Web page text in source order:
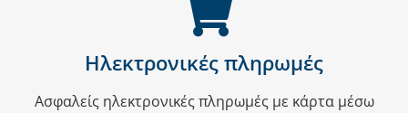
Ηλεκτρονικές πληρωμές
Ασφαλείς ηλεκτρονικές πληρωμές με κάρτα μέσω